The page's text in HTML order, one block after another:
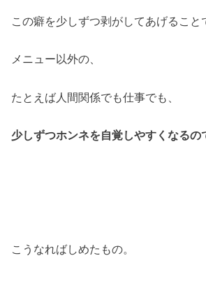
この癖を少しずつ剥がしてあげること
メニュー以外の、
たとえば人間関係でも仕事でも、
少しずつホンネを自覚しやすくなるの
こうなればしめたもの。